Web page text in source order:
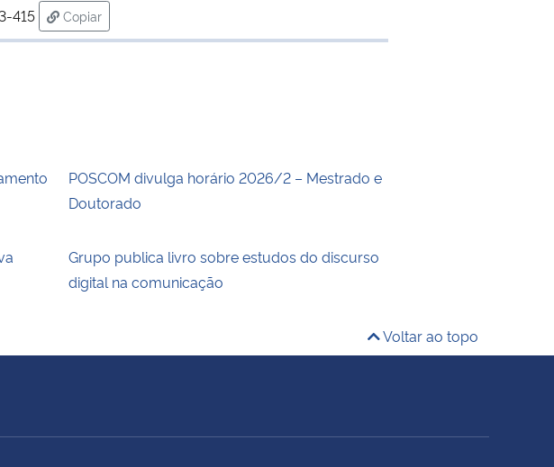
415
Copiar
para área de transferência
POSCOM divulga horário 2026/2 – Mestrado e
Doutorado
Grupo publica livro sobre estudos do discurso
digital na comunicação
Voltar ao topo